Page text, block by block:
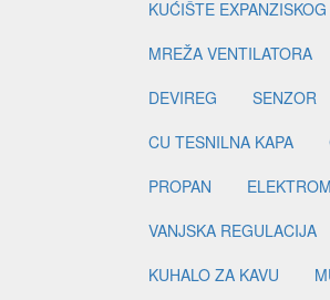
KUĆIŠTE
MREŽA VENTILATORA
DEVIREG
SENZOR
CU TESNILNA KAPA
PROPAN
VANJSKA REGULACIJA
KUHALO ZA KAVU